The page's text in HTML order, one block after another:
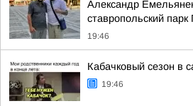
Александр
ставропольский
19:46
Кабачковый сезон в
19:46